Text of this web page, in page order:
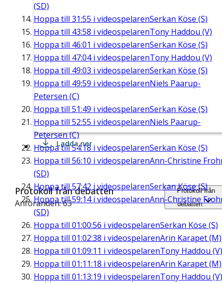
(SD)
Hoppa till 31:55 i videospelarenSerkan Köse (S)
Hoppa till 43:58 i videospelarenTony Haddou (V)
Hoppa till 46:01 i videospelarenSerkan Köse (S)
Hoppa till 47:04i videospelarenTony Haddou (V)
Hoppa till 49:03 i videospelarenSerkan Köse (S)
Hoppa till 49:59 i videospelarenNiels Paarup-
Petersen (C)
Hoppa till 51:49 i videospelarenSerkan Köse (S)
Hoppa till 52:55 i videospelarenNiels Paarup-
Petersen (C)
Hoppa till54:18 i videospelarenSerkan Köse (S)
Hoppa till 56:10 i videospelarenAnn-Christine
(SD)
Hoppa till 57:42 i videospelarenSerkan Köse (S)
Hoppa till59:14i videospelarenAnn-Christine
(SD)
Hoppa till 01:00:56 i videospelarenSerkan Köse (S)
Hoppa till 01:02:38 i videospelarenArin Karapet (M)
Hoppa till 01:09:11 i videospelarenTony Haddou (V)
Hoppa till 01:11:18 i videospelarenArin Karapet (M)
Hoppa till 01:13:19 i videospelarenTony Haddou (V)
Ladda ner
Protokoll från debatten
Anföranden: 63
Protokoll från
debatten